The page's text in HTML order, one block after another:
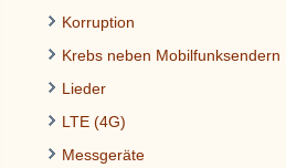
Korruption
Krebs neben Mobilfunksendern
Lieder
LTE (4G)
Messgeräte